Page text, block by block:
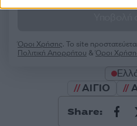
Όροι Χρήσης. Το site
Πολιτική Απορρήτου &Όροι
ΑΙΓΙΟ
Share: